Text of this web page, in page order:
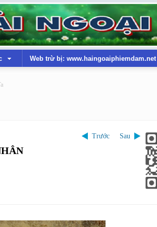
Web trừ bị: www.haingoaiphiemdam.net
Trước Sau